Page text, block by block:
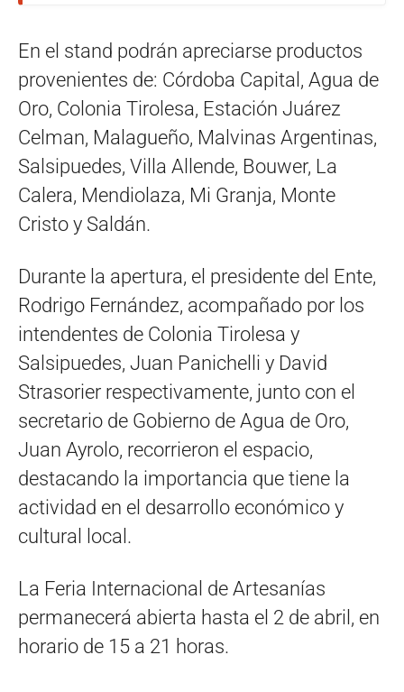
En el stand podrán apreciarse productos
provenientes de: Córdoba Capital, Agua de
Oro, Colonia Tirolesa, Estación Juárez
Celman, Malagueño, Malvinas Argentinas,
Salsipuedes, Villa Allende, Bouwer, La
Calera, Mendiolaza, Mi Granja, Monte
Cristo y Saldán.
Durante la apertura, el presidente del Ente,
Rodrigo Fernández, acompañado por los
intendentes de Colonia Tirolesa y
Salsipuedes, Juan Panichelli y David
Strasorier respectivamente, junto con el
secretario de Gobierno de Agua de Oro,
Juan Ayrolo, recorrieron el espacio,
destacando la importancia que tiene la
actividad en el desarrollo económico y
cultural local.
La Feria Internacional de Artesanías
permanecerá abierta hasta el 2 de abril, en
horario de 15 a 21 horas.